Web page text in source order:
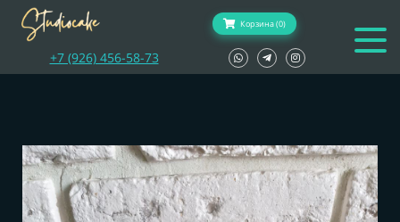
Корзина (0)
+7 (926) 456-58-73